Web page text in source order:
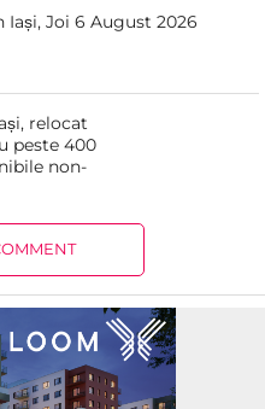
Joi 6 August 2026
relocat
peste 400
non-